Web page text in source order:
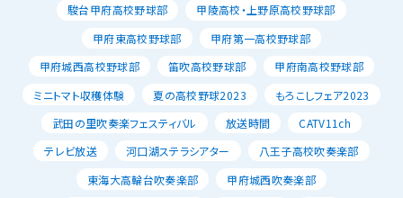
駿台甲府高校野球部
甲陵高校・上野原高校野球部
甲府東高校野球部
甲府第一高校野球部
甲府城西高校野球部
笛吹高校野球部
甲府南高校野球部
ミニトマト収穫体験
夏の高校野球2023
もろこしフェア2023
武田の里吹奏楽フェスティバル
放送時間
CATV11ch
テレビ放送
河口湖ステラシアター
八王子高校吹奏楽部
東海大高輪台吹奏楽部
甲府城西吹奏楽部